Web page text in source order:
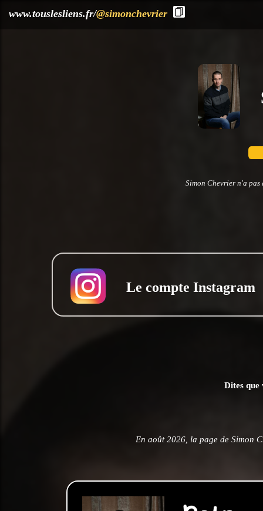
www.touslesliens.fr/@simonchevrier
Simon Chevrier n'a pas
Le compte Instagram
Dites que
En août 2026, la page de Simon